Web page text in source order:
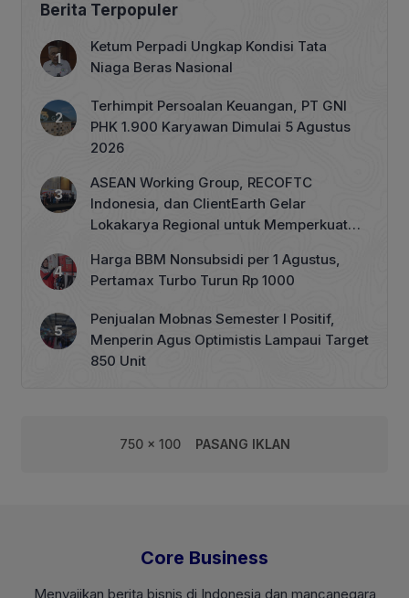
Berita Terpopuler
Ketum Perpadi Ungkap Kondisi Tata
Niaga Beras Nasional
Terhimpit Persoalan Keuangan, PT GNI
PHK 1.900 Karyawan Dimulai 5 Agustus
2026
ASEAN Working Group, RECOFTC
Indonesia, dan ClientEarth Gelar
Lokakarya Regional untuk Memperkuat
Harga BBM Nonsubsidi per 1 Agustus,
Pertamax Turbo Turun Rp 1000
Penjualan Mobnas Semester I Positif,
Menperin Agus Optimistis Lampaui Target
850 Unit
750 x 100 PASANG IKLAN
Core Business
Menyajikan berita bisnis di Indonesia dan mancanegara